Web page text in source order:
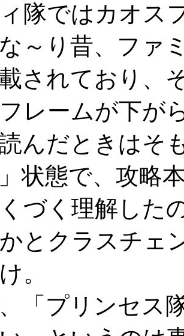
隊ではカオス
～り昔、ファ
されており、
レームが下が
んだときはそ
状態で、攻略
づく理解した
とクラスチェ
。
「プリンセス